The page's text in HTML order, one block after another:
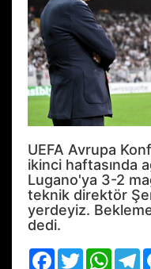
UEFA Avrupa
ikinci haftasında
Lugano'ya 3-2
teknik direktör
yerdeyiz.
dedi.
Facebook
Twitter